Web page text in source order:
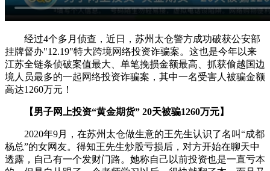
经过4个多月侦查，近日，苏州太仓警方成功破获公安部
挂牌督办"12.19"特大跨境网络投资诈骗案。这也是今年以来
江苏全链条侦破案值最大、单笔挽损金额最高、抓获偷越国边
境人员最多的一起网络投资诈骗案，其中一名受害人被骗金额
高达1260万元！
【男子网上投资“黄金期货” 20天被骗1260万元】
2020年9月，在苏州太仓做生意的王先生认识了名叫“成都
杨总”的女网友。得知王先生炒股亏损后，对方开始在聊天中
透露，自己有一个发财门路。她称自己以前投资也是一直亏本